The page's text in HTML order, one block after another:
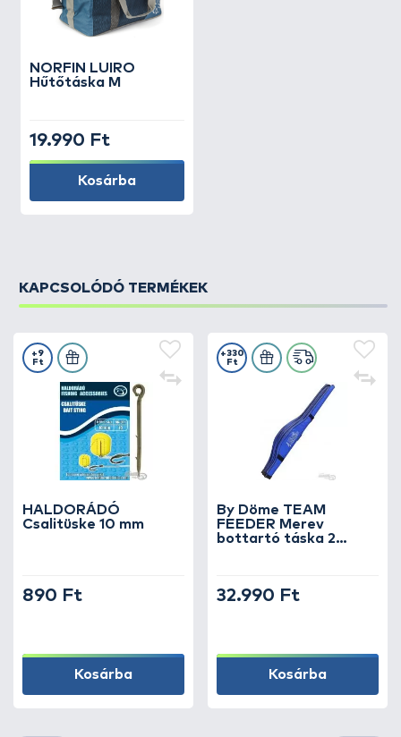
NORFIN
LUIRO
Hűtőtáska M
19.990 Ft
Kosárba
KAPCSOLÓDÓ TERMÉKEK
HALDORÁDÓ
Csalitüske 10 mm
+9
Ft
890 Ft
Kosárba
By Döme TEAM
FEEDER Merev
bottartó táska 2
+330
Ft
32.990 Ft
Kosárba